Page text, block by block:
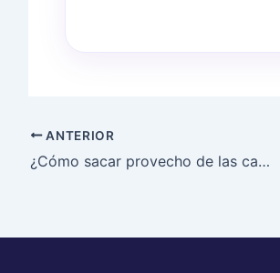
ANTERIOR
¿Cómo sacar provecho de las características de un neurolíder? (Masterclass)